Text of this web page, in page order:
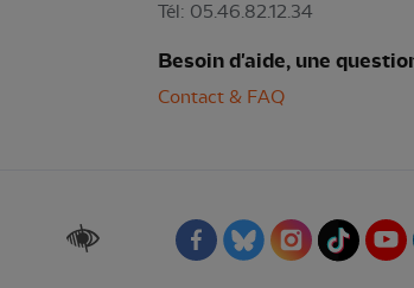
Tél: 05.46.82.12.34
Besoin d'aide, une
Contact & FAQ
Renforcer les contrastes